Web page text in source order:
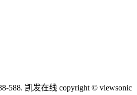
588. 凯发在线 copyright © viewsonic